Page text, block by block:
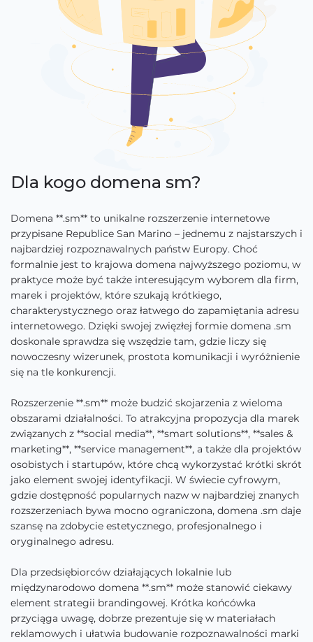
Dla kogo domena sm?
Domena **.sm** to unikalne rozszerzenie internetowe
przypisane Republice San Marino – jednemu z najstarszych i
najbardziej rozpoznawalnych państw Europy. Choć
formalnie jest to krajowa domena najwyższego poziomu, w
praktyce może być także interesującym wyborem dla firm,
marek i projektów, które szukają krótkiego,
charakterystycznego oraz łatwego do zapamiętania adresu
internetowego. Dzięki swojej zwięzłej formie domena .sm
doskonale sprawdza się wszędzie tam, gdzie liczy się
nowoczesny wizerunek, prostota komunikacji i wyróżnienie
się na tle konkurencji.
Rozszerzenie **.sm** może budzić skojarzenia z wieloma
obszarami działalności. To atrakcyjna propozycja dla marek
związanych z **social media**, **smart solutions**, **sales &
marketing**, **service management**, a także dla projektów
osobistych i startupów, które chcą wykorzystać krótki skrót
jako element swojej identyfikacji. W świecie cyfrowym,
gdzie dostępność popularnych nazw w najbardziej znanych
rozszerzeniach bywa mocno ograniczona, domena .sm daje
szansę na zdobycie estetycznego, profesjonalnego i
oryginalnego adresu.
Dla przedsiębiorców działających lokalnie lub
międzynarodowo domena **.sm** może stanowić ciekawy
element strategii brandingowej. Krótka końcówka
przyciąga uwagę, dobrze prezentuje się w materiałach
reklamowych i ułatwia budowanie rozpoznawalności marki